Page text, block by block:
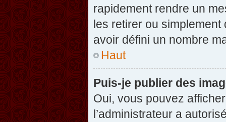
rapidement rendre un
les retirer ou simplement
avoir défini un nombre
Haut
Puis-je publier des
Oui, vous pouvez
l’administrateur a